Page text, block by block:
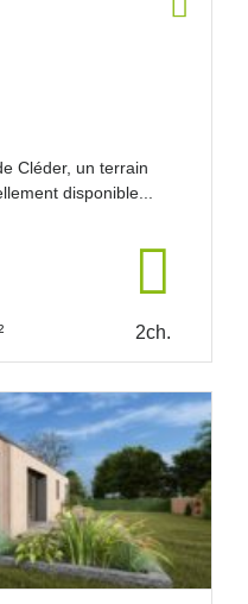
Cléder, un terrain
disponible...
2ch.